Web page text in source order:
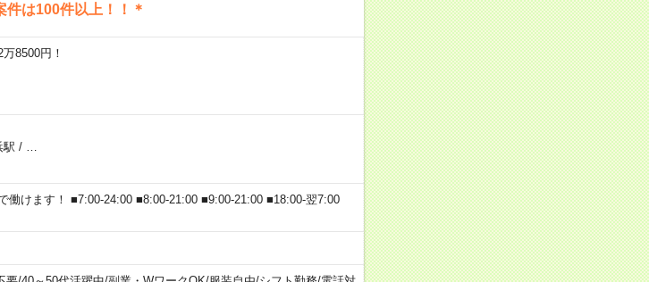
件は100件以上！！＊
8500円！
駅 /
働けます！ ■7:00-24:00 ■8:00-21:00 ■9:00-21:00 ■18:00-翌7:00